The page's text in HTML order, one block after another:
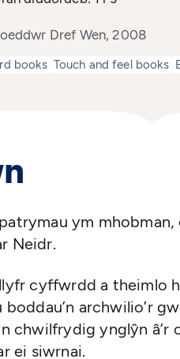
Dref Wen, 2008
books Touch and feel books
ym
Neidr.
cyffwrdd a theimlo
archwilio’r
chwilfrydig ynglŷn â’r
ei siwrnai.